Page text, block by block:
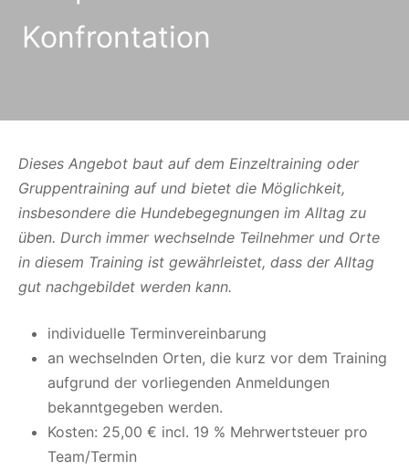
Konfrontation
Dieses Angebot baut auf dem Einzeltraining oder
Gruppentraining auf und bietet die Möglichkeit,
insbesondere die Hundebegegnungen im Alltag zu
üben. Durch immer wechselnde Teilnehmer und Orte
in diesem Training ist gewährleistet, dass der Alltag
gut nachgebildet werden kann.
individuelle Terminvereinbarung
an wechselnden Orten, die kurz vor dem Training
aufgrund der vorliegenden Anmeldungen
bekanntgegeben werden.
Kosten: 25,00 € incl. 19 % Mehrwertsteuer pro
Team/Termin